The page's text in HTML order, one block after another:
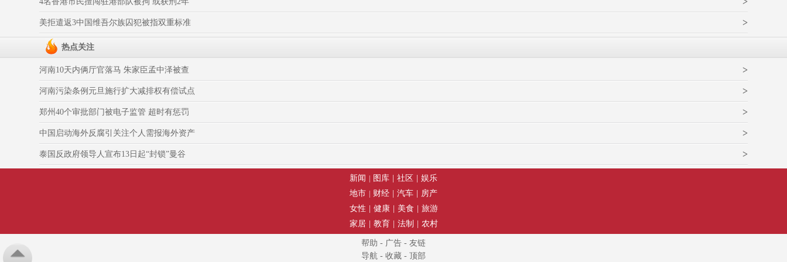
美拒遣返3中国维吾尔族囚犯被指双重标准 >
热点关注
河南10天内俩厅官落马 朱家臣孟中泽被查 >
河南污染条例元旦施行扩大减排权有偿试点 >
郑州40个审批部门被电子监管 超时有惩罚 >
中国启动海外反腐引关注个人需报海外资产 >
泰国反政府领导人宣布13日起“封锁”曼谷 >
新闻 图库 社区
娱乐
地市
财经 汽车
房产
女性
健康 美食
旅游
家居
教育 法制 农村
帮助 - 广告 - 友链
导航 - 收藏 - 顶部